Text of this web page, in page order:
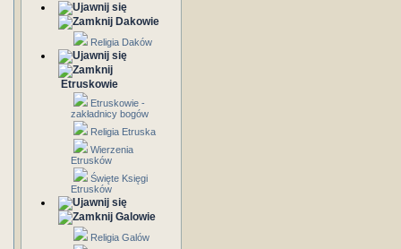
Dakowie
Religia Daków
Etruskowie
Etruskowie -
zakładnicy bogów
Religia Etruska
Wierzenia
Etrusków
Święte Księgi
Etrusków
Galowie
Religia Galów